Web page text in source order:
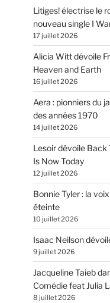
Litiges! électrise le
nouveau single I
17 juillet 2026
Alicia Witt dévoile
Heaven and Earth
16 juillet 2026
Aera : pionniers du
des années 1970
14 juillet 2026
Lesoir dévoile Back
Is Now Today
12 juillet 2026
Bonnie Tyler : la
éteinte
10 juillet 2026
Isaac Neilson
9 juillet 2026
Jacqueline Taieb
Comédie feat Julia
8 juillet 2026